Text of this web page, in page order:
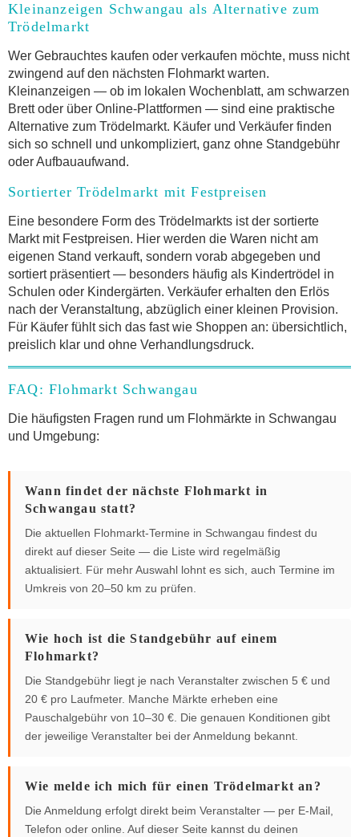
Kleinanzeigen Schwangau als Alternative zum
Trödelmarkt
Wer Gebrauchtes kaufen oder verkaufen möchte, muss nicht
zwingend auf den nächsten Flohmarkt warten.
Kleinanzeigen — ob im lokalen Wochenblatt, am schwarzen
Brett oder über Online-Plattformen — sind eine praktische
Alternative zum Trödelmarkt. Käufer und Verkäufer finden
sich so schnell und unkompliziert, ganz ohne Standgebühr
oder Aufbauaufwand.
Sortierter Trödelmarkt mit Festpreisen
Eine besondere Form des Trödelmarkts ist der sortierte
Markt mit Festpreisen. Hier werden die Waren nicht am
eigenen Stand verkauft, sondern vorab abgegeben und
sortiert präsentiert — besonders häufig als Kindertrödel in
Schulen oder Kindergärten. Verkäufer erhalten den Erlös
nach der Veranstaltung, abzüglich einer kleinen Provision.
Für Käufer fühlt sich das fast wie Shoppen an: übersichtlich,
preislich klar und ohne Verhandlungsdruck.
FAQ: Flohmarkt Schwangau
Die häufigsten Fragen rund um Flohmärkte in Schwangau
und Umgebung:
Wann findet der nächste Flohmarkt in
Schwangau statt?
Die aktuellen Flohmarkt-Termine in Schwangau findest du
direkt auf dieser Seite — die Liste wird regelmäßig
aktualisiert. Für mehr Auswahl lohnt es sich, auch Termine im
Umkreis von 20–50 km zu prüfen.
Wie hoch ist die Standgebühr auf einem
Flohmarkt?
Die Standgebühr liegt je nach Veranstalter zwischen 5 € und
20 € pro Laufmeter. Manche Märkte erheben eine
Pauschalgebühr von 10–30 €. Die genauen Konditionen gibt
der jeweilige Veranstalter bei der Anmeldung bekannt.
Wie melde ich mich für einen Trödelmarkt an?
Die Anmeldung erfolgt direkt beim Veranstalter — per E-Mail,
Telefon oder online. Auf dieser Seite kannst du deinen